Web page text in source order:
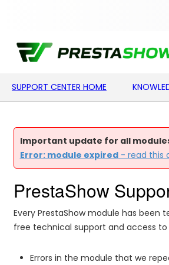
SUPPORT CENTER HOME
Important update for all
Error: module expired- read this
PrestaShow
Every PrestaShow module has
free technical support and access to
Errors in the module that we